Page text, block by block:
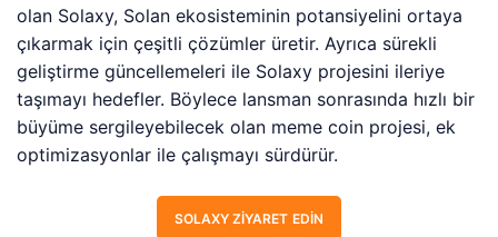
olan Solaxy, Solan ekosisteminin potansiyelini ortaya
çıkarmak için çeşitli çözümler üretir. Ayrıca sürekli
geliştirme güncellemeleri ile Solaxy projesini ileriye
taşımayı hedefler. Böylece lansman sonrasında hızlı bir
büyüme sergileyebilecek olan meme coin projesi, ek
optimizasyonlar ile çalışmayı sürdürür.
SOLAXY ZIYARET EDIN